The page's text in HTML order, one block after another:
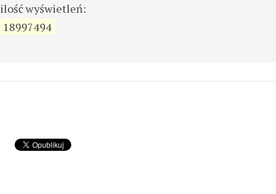
ilość wyświetleń:
18997494